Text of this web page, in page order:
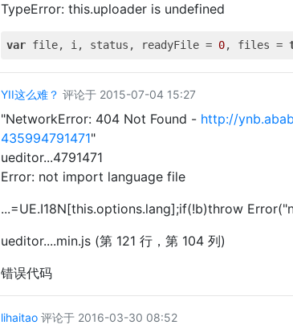
TypeError: this.uploader is undefined
var file, i, status, readyFile = 0, files =
YII这么难？ 评论于 2015-07-04 15:27
"NetworkError: 404 Not Found - http://
435994791471"
ueditor...4791471
Error: not import language file
...=UE.I18N[this.options.lang];if(!b)throw
ueditor....min.js (第 121 行，第 104 列)
错误代码
lihaitao 评论于 2016-03-30 08:52